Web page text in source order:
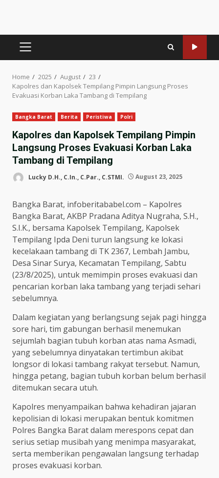
PRIMARY
MENU
Home 2025 August
23
Kapolres dan Kapolsek Tempilang Pimpin Langsung Proses
Evakuasi Korban Laka Tambang di Tempilang
Bangka Barat Berita Peristiwa Polri
Kapolres dan Kapolsek Tempilang Pimpin
Langsung Proses Evakuasi Korban Laka
Tambang di Tempilang
Lucky D.H., C.In., C.Par., C.STMI. August 23, 2025
Bangka Barat, infoberitababel.com – Kapolres
Bangka Barat, AKBP Pradana Aditya Nugraha, S.H.,
S.I.K., bersama Kapolsek Tempilang, Kapolsek
Tempilang Ipda Deni turun langsung ke lokasi
kecelakaan tambang di TK 2367, Lembah Jambu,
Desa Sinar Surya, Kecamatan Tempilang, Sabtu
(23/8/2025), untuk memimpin proses evakuasi dan
pencarian korban laka tambang yang terjadi sehari
sebelumnya.
Dalam kegiatan yang berlangsung sejak pagi hingga
sore hari, tim gabungan berhasil menemukan
sejumlah bagian tubuh korban atas nama Asmadi,
yang sebelumnya dinyatakan tertimbun akibat
longsor di lokasi tambang rakyat tersebut. Namun,
hingga petang, bagian tubuh korban belum berhasil
ditemukan secara utuh.
Kapolres menyampaikan bahwa kehadiran jajaran
kepolisian di lokasi merupakan bentuk komitmen
Polres Bangka Barat dalam merespons cepat dan
serius setiap musibah yang menimpa masyarakat,
serta memberikan pengawalan langsung terhadap
proses evakuasi korban.